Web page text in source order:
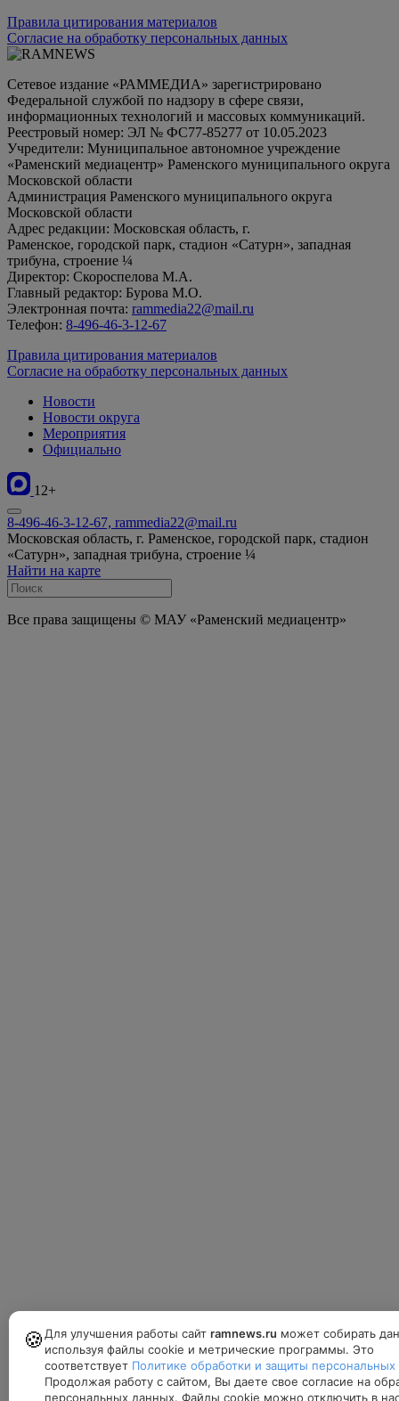
Правила цитирования материалов
Согласие на обработку персональных данных
Сетевое издание «РАММЕДИА» зарегистрировано
Федеральной службой по надзору в сфере связи,
информационных технологий и массовых коммуникаций.
Реестровый номер: ЭЛ № ФС77-85277 от 10.05.2023
Учредители: Муниципальное автономное учреждение
«Раменский медиацентр» Раменского муниципального округа
Московской области
Администрация Раменского муниципального округа
Московской области
Адрес редакции: Московская область, г.
Раменское, городской парк, стадион «Сатурн», западная
трибуна, строение ¼
Директор: Скороспелова М.А.
Главный редактор: Бурова М.О.
Электронная почта: rammedia22@mail.ru
Телефон: 8-496-46-3-12-67
Правила цитирования материалов
Согласие на обработку персональных данных
Новости
Новости округа
Мероприятия
Официально
12+
8-496-46-3-12-67, rammedia22@mail.ru
Московская область, г. Раменское, городской парк, стадион
«Сатурн», западная трибуна, строение ¼
Найти на карте
Все права защищены © МАУ «Раменский медиацентр»
🍪 Для улучшения работы сайт ramnews.ru может собирать
используя файлы cookie и метрические программы. Это
соответствует Политике обработки и защиты
Продолжая работу с сайтом, Вы даете свое согласие на
персональных данных. Файлы cookie можно отключить в